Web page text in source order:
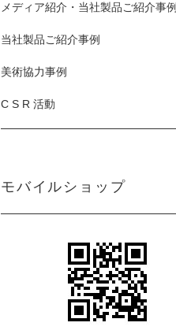
メディア紹介・当社製品ご紹介事例
当社製品ご紹介事例
美術協力事例
C S R 活動
モバイルショップ